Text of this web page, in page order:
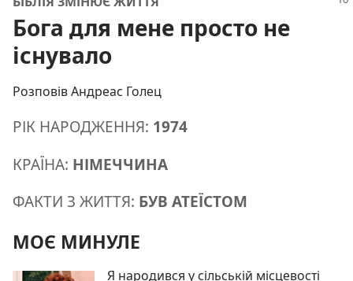
Бога для мене просто не
існувало
Розповів Андреас Голец
РІК НАРОДЖЕННЯ: 1974
КРАЇНА: НІМЕЧЧИНА
ФАКТИ З ЖИТТЯ: БУВ АТЕЇСТОМ
МОЄ МИНУЛЕ
Я народився у сільській місцевості